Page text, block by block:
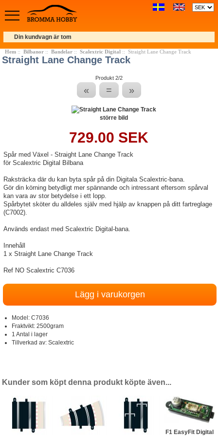
Din kundvagn är tom
Hem:: Bilbanor:: Bandelar:: Scalextric Digital:: Straight Lane Change Track
Straight Lane Change Track
Produkt 2/2
« = »
större bild
729.00 SEK
Spår med Växel - Straight Lane Change Track
för Scalextric Digital Bilbana
Raksträcka där du kan byta spår på din Digitala Scalextric-bana.
Gör din körning betydligt mer spännande och intressant eftersom spårval
kan vara av stor betydelse i ett lopp.
Spårbytet sköter du alldeles själv med hjälp av knappen på ditt fartreglage
(C7002).
Används endast med Scalextric Digital-bana.
Innehåll
1 x Straight Lane Change Track
Ref NO Scalextric C7036
Model:C7036
Fraktvikt: 2500gram
1 Antal i lager
Tillverkad av:Scalextric
Kunder som köpt denna produkt köpte även...
F1 EasyFit Digital